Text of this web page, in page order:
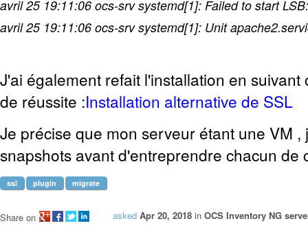
avril 25 19:11:06 ocs-srv systemd[1]: Failed to start
avril 25 19:11:06 ocs-srv systemd[1]: Unit
J'ai également refait l'installation en suivant
de réussite :Installation alternative de SSL
Je précise que mon serveur étant une VM ,
snapshots avant d'entreprendre chacun de
ssl plugin migrate
asked Apr 20, 2018 in OCS Inventory NG
Share on